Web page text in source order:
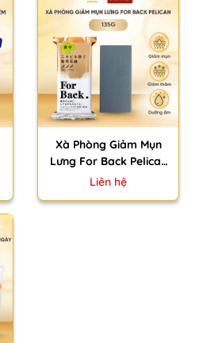
Xà Phòng Giảm Mụn
Lưng For Back Pelican
Medicated Soap Nhật
Liên hệ